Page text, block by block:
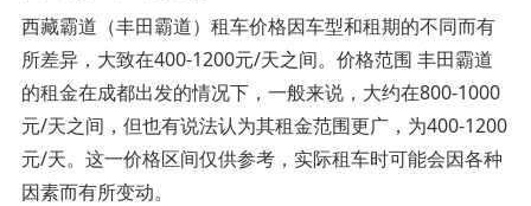
西藏霸道（丰田霸道）租车价格因车型和租期的不同而有
所差异，大致在400-1200元/天之间。价格范围 丰田霸道
的租金在成都出发的情况下，一般来说，大约在800-1000
元/天之间，但也有说法认为其租金范围更广，为400-1200
元/天。这一价格区间仅供参考，实际租车时可能会因各种
因素而有所变动。